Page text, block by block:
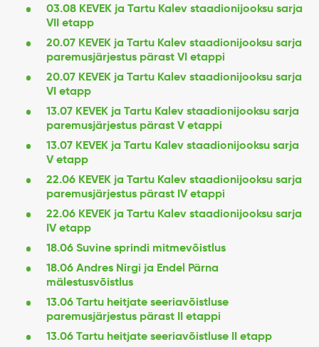
03.08 KEVEK ja Tartu Kalev staadionijooksu sarja
VII etapp
20.07 KEVEK ja Tartu Kalev staadionijooksu sarja
paremusjärjestus pärast VI etappi
20.07 KEVEK ja Tartu Kalev staadionijooksu sarja
VI etapp
13.07 KEVEK ja Tartu Kalev staadionijooksu sarja
paremusjärjestus pärast V etappi
13.07 KEVEK ja Tartu Kalev staadionijooksu sarja
V etapp
22.06 KEVEK ja Tartu Kalev staadionijooksu sarja
paremusjärjestus pärast IV etappi
22.06 KEVEK ja Tartu Kalev staadionijooksu sarja
IV etapp
18.06 Suvine sprindi mitmevõistlus
18.06 Andres Nirgi ja Endel Pärna
mälestusvõistlus
13.06 Tartu heitjate seeriavõistluse
paremusjärjestus pärast II etappi
13.06 Tartu heitjate seeriavõistluse II etapp